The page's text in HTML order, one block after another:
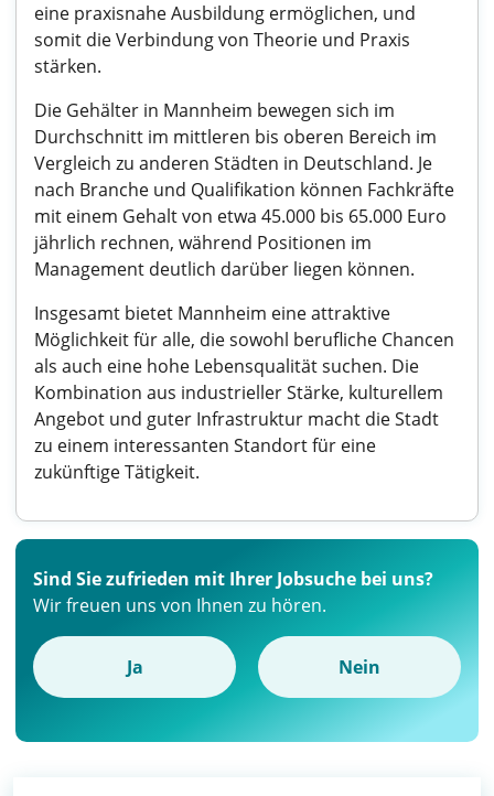
eine praxisnahe Ausbildung ermöglichen, und
somit die Verbindung von Theorie und Praxis
stärken.
Die Gehälter in Mannheim bewegen sich im
Durchschnitt im mittleren bis oberen Bereich im
Vergleich zu anderen Städten in Deutschland. Je
nach Branche und Qualifikation können Fachkräfte
mit einem Gehalt von etwa 45.000 bis 65.000 Euro
jährlich rechnen, während Positionen im
Management deutlich darüber liegen können.
Insgesamt bietet Mannheim eine attraktive
Möglichkeit für alle, die sowohl berufliche Chancen
als auch eine hohe Lebensqualität suchen. Die
Kombination aus industrieller Stärke, kulturellem
Angebot und guter Infrastruktur macht die Stadt
zu einem interessanten Standort für eine
zukünftige Tätigkeit.
Sind Sie zufrieden mit Ihrer Jobsuche bei uns?
Wir freuen uns von Ihnen zu hören.
Ja Nein